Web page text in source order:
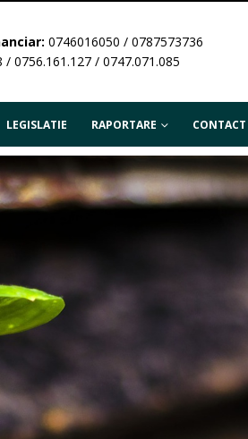
0746016050 / 0787573736
/ 0756.161.127 / 0747.071.085
LEGISLATIE RAPORTARE CONTACT